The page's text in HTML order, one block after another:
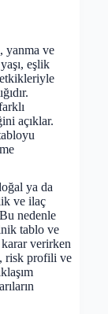
yanma ve
eşlik
açıklar.
ya da
ve ilaç
nedenle
tablo ve
verirken
risk profili ve